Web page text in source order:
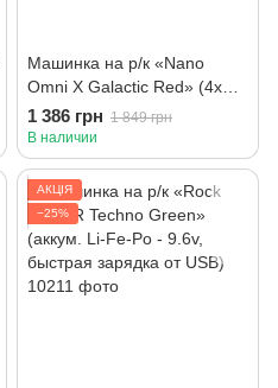
Машинка на р/к «Nano
Omni X Galactic Red» (4хАА
бат. - нет в компл.)
1 386 грн 1 849 грн
В наличии
АКЦІЯ
−25%